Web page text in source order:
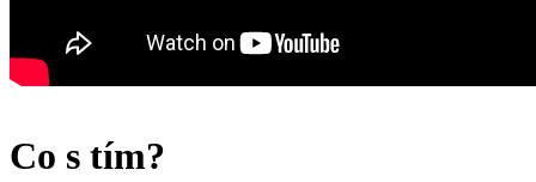
Co s tím?